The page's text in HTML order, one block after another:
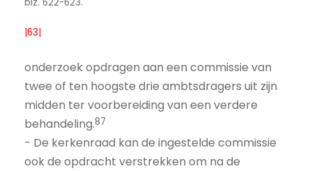
|63|
onderzoek opdragen aan een commissie van
twee of ten hoogste drie ambtsdragers uit zijn
midden ter voorbereiding van een verdere
behandeling.87
- De kerkenraad kan de ingestelde commissie
ook de opdracht verstrekken om na de